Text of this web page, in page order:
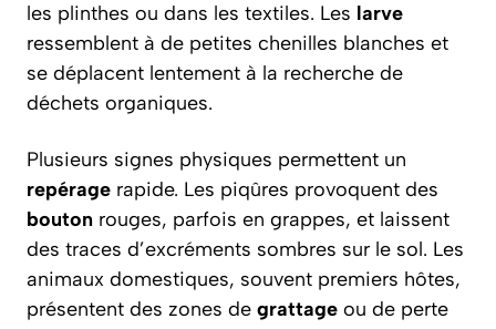
les plinthes ou dans les textiles. Les larve
ressemblent à de petites chenilles blanches et
se déplacent lentement à la recherche de
déchets organiques.
Plusieurs signes physiques permettent un
repérage rapide. Les piqûres provoquent des
bouton rouges, parfois en grappes, et laissent
des traces d’excréments sombres sur le sol. Les
animaux domestiques, souvent premiers hôtes,
présentent des zones de grattage ou de perte